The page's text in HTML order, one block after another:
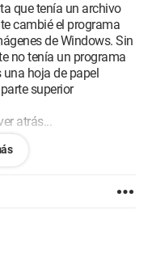
que tenía un archivo
cambié el programa
de Windows. Sin
no tenía un programa
una hoja de papel
superior
atrás...